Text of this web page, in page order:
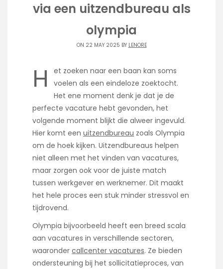
via een uitzendbureau als
olympia
ON 22 MAY 2025 BY LENORE
H
et zoeken naar een baan kan soms
voelen als een eindeloze zoektocht.
Het ene moment denk je dat je de
perfecte vacature hebt gevonden, het
volgende moment blijkt die alweer ingevuld.
Hier komt een uitzendbureau zoals Olympia
om de hoek kijken. Uitzendbureaus helpen
niet alleen met het vinden van vacatures,
maar zorgen ook voor de juiste match
tussen werkgever en werknemer. Dit maakt
het hele proces een stuk minder stressvol en
tijdrovend.
Olympia bijvoorbeeld heeft een breed scala
aan vacatures in verschillende sectoren,
waaronder callcenter vacatures. Ze bieden
ondersteuning bij het sollicitatieproces, van